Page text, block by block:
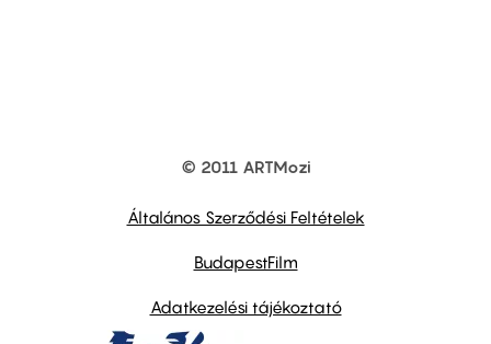
© 2011 ARTMozi
Általános Szerződési Feltételek
BudapestFilm
Adatkezelési tájékoztató